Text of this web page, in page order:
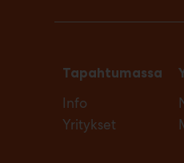
Tapahtumassa
Info
Yritykset